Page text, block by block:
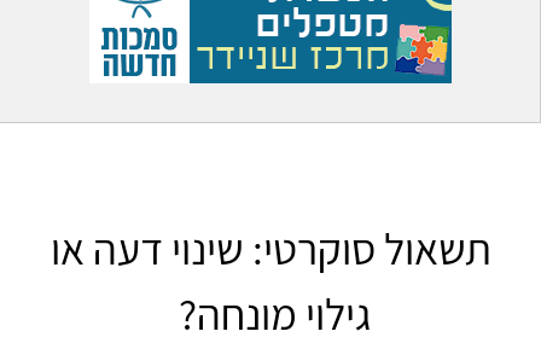
תשאול סוקרטי: שינוי דעה או
גילוי מונחה?